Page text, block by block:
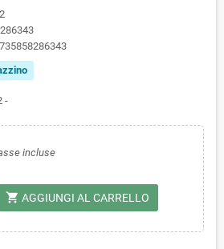
735858286343
-
incluse
shopping_cart AGGIUNGI AL CARRELLO